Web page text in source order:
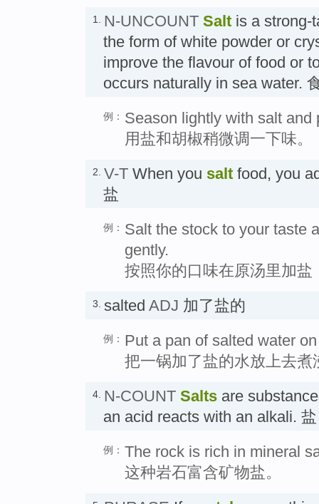
1. N-UNCOUNT Salt is a strong-
the form of white powder or
improve the flavour of food or
occurs naturally in sea water.
例： Season lightly with salt and
用盐和胡椒稍微调一下味。
2. V-T When you salt food, you
盐
例： Salt the stock to your taste
gently.
按照你的口味在原汤里加盐
3. salted ADJ 加了盐的
例： Put a pan of salted water
把一锅加了盐的水放上去煮
4. N-COUNT Salts are
an acid reacts with an alkali. 盐
例： The rock is rich in mineral
这种岩石富含矿物盐。